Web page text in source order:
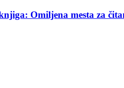
Omiljena mesta za